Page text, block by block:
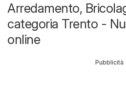
Arredamento,
categoria Trento -
online
Pubblicità